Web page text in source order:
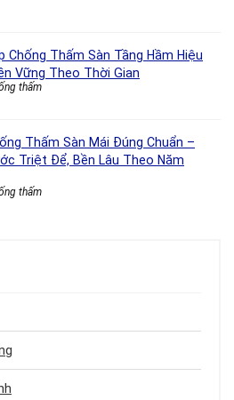
Chống Thấm Sàn Tầng Hầm Hiệu
Vững Theo Thời Gian
thấm
Thấm Sàn Mái Đúng Chuẩn –
Triệt Để, Bền Lâu Theo Năm
thấm